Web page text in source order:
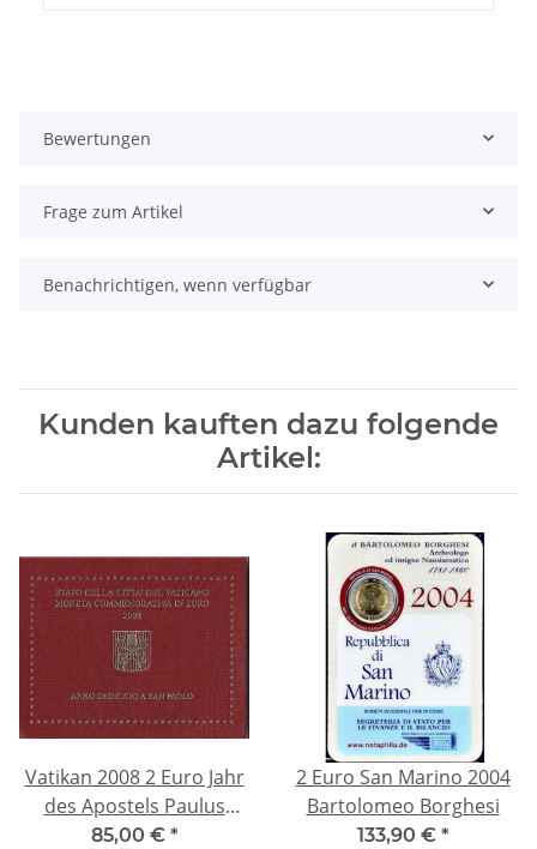
Bewertungen
Frage zum Artikel
Benachrichtigen, wenn verfügbar
Kunden kauften dazu folgende
Artikel:
Vatikan 2008 2 Euro Jahr
des Apostels Paulus
Blister
85,00 € *
2 Euro San Marino 2004
Bartolomeo Borghesi
133,90 € *